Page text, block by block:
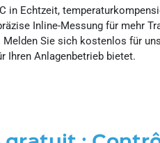
in Echtzeit,
Inline-Messung für mehr
Sie sich kostenlos für
Ihren Anlagenbetrieb bietet.